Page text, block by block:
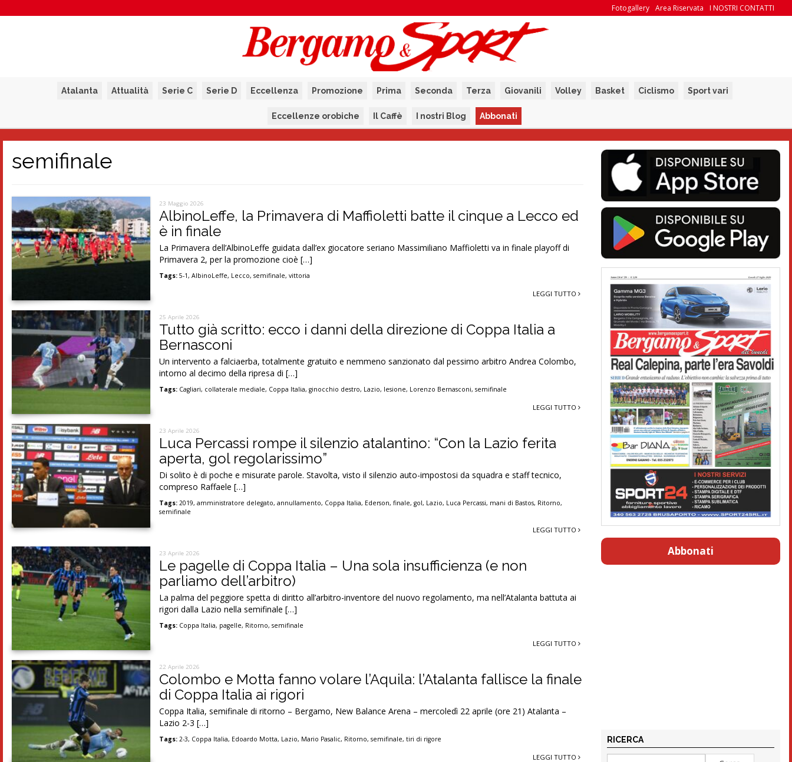
I NOSTRI CONTATTI
Area Riservata
Fotogallery
Atalanta Attualità Serie C Serie D Eccellenza Promozione Prima Seconda Terza Giovanili Volley Basket Ciclismo Sport vari
Eccellenze orobiche Il Caffè I nostri Blog Abbonati
semifinale
23 Maggio 2026
AlbinoLeffe, la Primavera di Maffioletti batte il cinque a Lecco ed
è in finale
La Primavera dell’AlbinoLeffe guidata dall’ex giocatore seriano Massimiliano Maffioletti va in finale playoff di
Primavera 2, per la promozione cioè […]
Tags: 5-1,AlbinoLeffe, Lecco,semifinale,vittoria
LEGGI TUTTO
25 Aprile 2026
Tutto già scritto: ecco i danni della direzione di Coppa Italia a
Bernasconi
Un intervento a falciaerba, totalmente gratuito e nemmeno sanzionato dal pessimo arbitro Andrea Colombo,
intorno al decimo della ripresa di […]
Tags: Cagliari, collaterale mediale, Coppa Italia,ginocchio destro, Lazio, lesione, Lorenzo Bernasconi,semifinale
LEGGI TUTTO
23 Aprile 2026
Luca Percassi rompe il silenzio atalantino: “Con la Lazio ferita
aperta, gol regolarissimo”
Di solito è di poche e misurate parole. Stavolta, visto il silenzio auto-impostosi da squadra e staff tecnico,
compreso Raffaele […]
Tags: 2019,amministratore delegato,annullamento, Coppa Italia, Ederson,finale,gol, Lazio, Luca Percassi, mani di Bastos, Ritorno,
semifinale
LEGGI TUTTO
23 Aprile 2026
Le pagelle di Coppa Italia – Una sola insufficienza (e non
parliamo dell’arbitro)
La palma del peggiore spetta di diritto all’arbitro-inventore del nuovo regolamento, ma nell’Atalanta battuta ai
rigori dalla Lazio nella semifinale […]
Tags: Coppa Italia, pagelle, Ritorno,semifinale
LEGGI TUTTO
22 Aprile 2026
Colombo e Motta fanno volare l’Aquila: l’Atalanta fallisce la finale
di Coppa Italia ai rigori
Coppa Italia, semifinale di ritorno – Bergamo, New Balance Arena – mercoledì 22 aprile (ore 21) Atalanta –
Lazio 2-3 […]
Tags: 2-3, Coppa Italia, Edoardo Motta, Lazio, Mario Pasalic, Ritorno,semifinale,tiri di rigore
LEGGI TUTTO
Abbonati
RICERCA